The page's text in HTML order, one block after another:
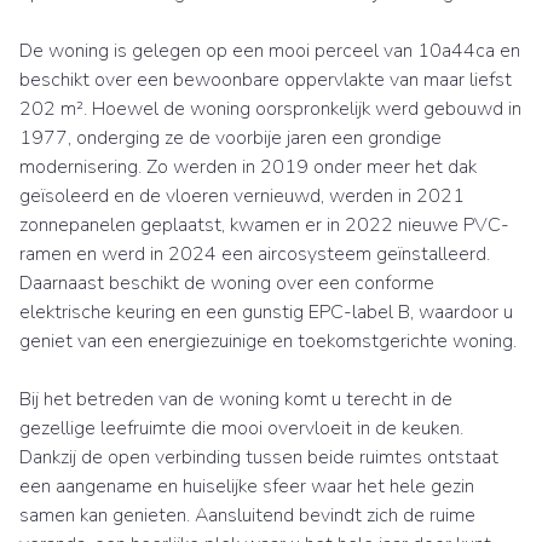
De woning is gelegen op een mooi perceel van 10a44ca en
beschikt over een bewoonbare oppervlakte van maar liefst
202 m². Hoewel de woning oorspronkelijk werd gebouwd in
1977, onderging ze de voorbije jaren een grondige
modernisering. Zo werden in 2019 onder meer het dak
geïsoleerd en de vloeren vernieuwd, werden in 2021
zonnepanelen geplaatst, kwamen er in 2022 nieuwe PVC-
ramen en werd in 2024 een aircosysteem geïnstalleerd.
Daarnaast beschikt de woning over een conforme
elektrische keuring en een gunstig EPC-label B, waardoor u
geniet van een energiezuinige en toekomstgerichte woning.
Bij het betreden van de woning komt u terecht in de
gezellige leefruimte die mooi overvloeit in de keuken.
Dankzij de open verbinding tussen beide ruimtes ontstaat
een aangename en huiselijke sfeer waar het hele gezin
samen kan genieten. Aansluitend bevindt zich de ruime